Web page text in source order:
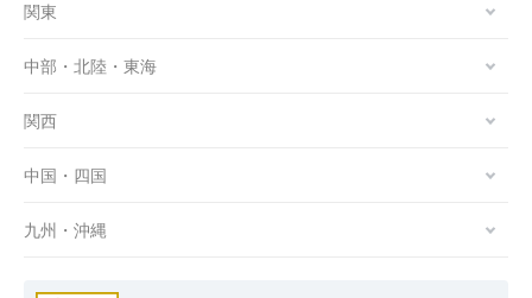
関東
中部・北陸・東海
関西
中国・四国
九州・沖縄